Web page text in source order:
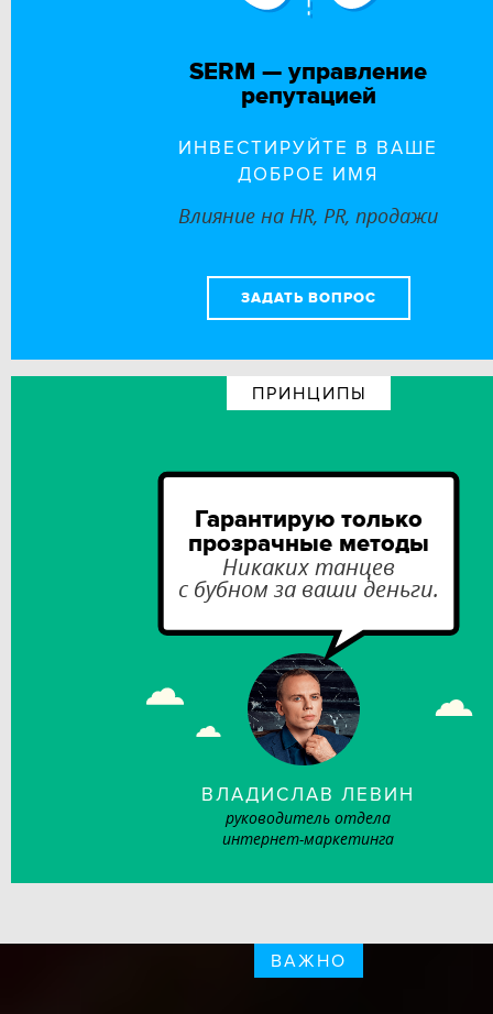
SERM — управление
репутацией
ИНВЕСТИРУЙТЕ В ВАШЕ
ДОБРОЕ ИМЯ
Влияние на HR, PR, продажи
ЗАДАТЬ ВОПРОС
ПРИНЦИПЫ
Гарантирую только
прозрачные методы
Никаких танцев
с бубном за ваши деньги.
ВЛАДИСЛАВ ЛЕВИН
руководитель отдела
интернет-маркетинга
ВАЖНО